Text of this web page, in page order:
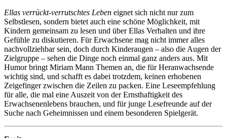
Ellas verrückt-verrutschtes Leben eignet sich nicht nur zum
Selbstlesen, sondern bietet auch eine schöne Möglichkeit, mit
Kindern gemeinsam zu lesen und über Ellas Verhalten und ihre
Gefühle zu diskutieren. Für Erwachsene mag nicht immer alles
nachvollziehbar sein, doch durch Kinderaugen – also die Augen der
Zielgruppe – sehen die Dinge noch einmal ganz anders aus. Mit
Humor bringt Miriam Mann Themen an, die für Heranwachsende
wichtig sind, und schafft es dabei trotzdem, keinen erhobenen
Zeigefinger zwischen die Zeilen zu packen. Eine Leseempfehlung
für alle, die mal eine Auszeit von der Ernsthaftigkeit des
Erwachsenenlebens brauchen, und für junge Lesefreunde auf der
Suche nach Geheimnissen und einem besonderen Spielgerät.